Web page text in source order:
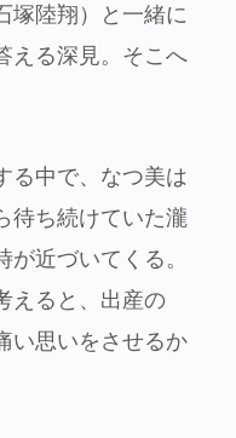
塚陸翔）と一緒に
える深見。そこへ
る中で、なつ美は
待ち続けていた瀧
近づいてくる。
えると、出産の
い思いをさせるか